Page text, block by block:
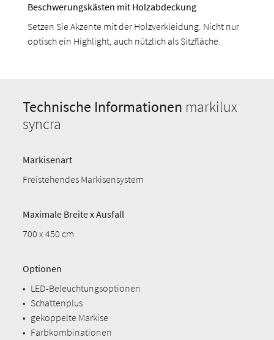
Beschwerungskästen mit Holzabdeckung
Setzen Sie Akzente mit der Holzverkleidung. Nicht nur
optisch ein Highlight, auch nützlich als Sitzfläche.
Technische Informationen markilux
syncra
Markisenart
Freistehendes Markisensystem
Maximale Breite x Ausfall
700 x 450 cm
Optionen
• LED-Beleuchtungsoptionen
• Schattenplus
• gekoppelte Markise
• Farbkombinationen